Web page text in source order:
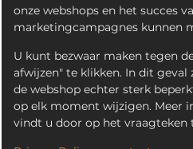
onze webshops en het succes
marketingcampagnes kunnen
U kunt bezwaar maken tegen
afwijzen" te klikken. In dit
de webshop echter sterk
op elk moment wijzigen. Meer
vindt u door op het vraagteken